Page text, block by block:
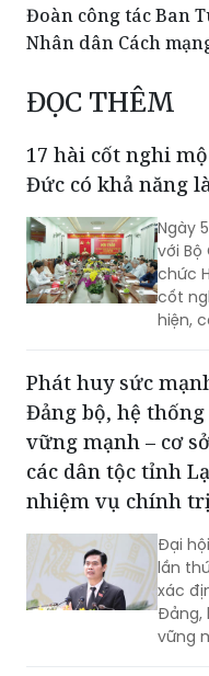
Tuyên truyền pháp
thông cho doanh
Đoàn công tác Ban
Nhân dân Cách
ĐỌC THÊM
17 hài cốt nghi
Đức có khả năng
Ngày
với Bộ
cốt
hiện,
Đức.
Phát huy sức
Đảng bộ, hệ
vững mạnh – cơ
các dân tộc tỉnh
nhiệm vụ chính trị
Đại
lần